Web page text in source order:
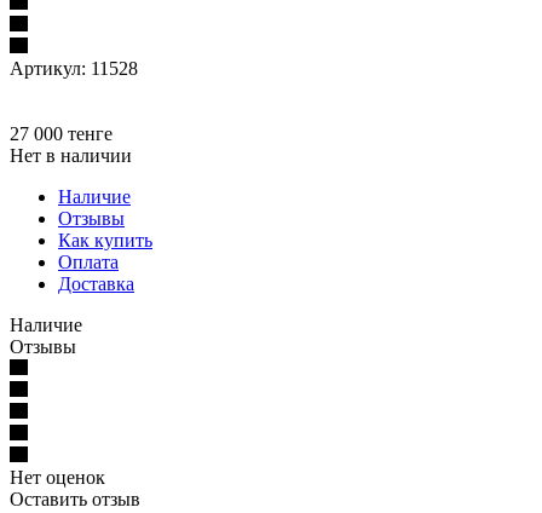
Артикул: 11528
27 000 тенге
Нет в наличии
Наличие
Отзывы
Как купить
Оплата
Доставка
Наличие
Отзывы
Нет оценок
Оставить отзыв